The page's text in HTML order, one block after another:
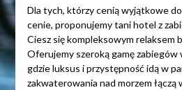
Dla tych, którzy cenią wyjątkowe
cenie, proponujemy tani hotel z
Ciesz się kompleksowym relaksem
Oferujemy szeroką gamę zabiegów
gdzie luksus i przystępność idą w
zakwaterowania nad morzem